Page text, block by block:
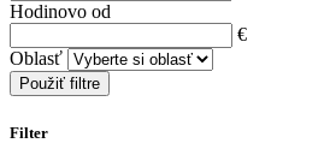
Hodinovo od
€
Oblasť
Použiť filtre
Filter